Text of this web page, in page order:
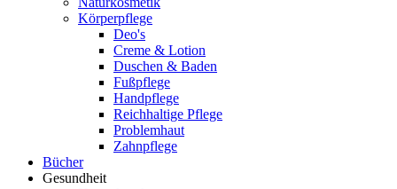
Körperpflege
Deo's
Creme & Lotion
Duschen & Baden
Fußpflege
Handpflege
Reichhaltige Pflege
Problemhaut
Zahnpflege
Bücher
Gesundheit